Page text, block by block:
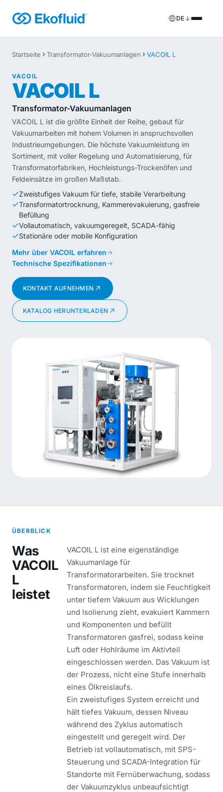
DE
Produkte
Anlagen zur Transformatorenöl-Aufbereitung
Anlagen zur Esteröl-Aufbereitung
REOIL
Anlagen zur Transformatorenöl-Regenerierung
ECOIL
Anlagen zur Transformatorenöl-Reinigung
VACOIL
Transformator-Vakuumanlagen
BESPOKE
Sonderanfertigung
Dienstleistungen
Vor-Ort-Dienstleistungen
Mietlösungen
Ersatzteile & Support
Startseite Transformator-Vakuumanlagen VACOIL L
VACOIL
VACOIL L
Transformator-Vakuumanlagen
VACOIL L ist die größte Einheit der Reihe, gebaut für
Vakuumarbeiten mit hohem Volumen in anspruchsvollen
Industrieumgebungen. Die höchste Vakuumleistung im
Sortiment, mit voller Regelung und Automatisierung, für
Transformatorfabriken, Hochleistungs-Trockenöfen und
Feldeinsätze im großen Maßstab.
Zweistufiges Vakuum für tiefe, stabile Verarbeitung
Transformatortrocknung, Kammerevakuierung, gasfreie
Befüllung
Vollautomatisch, vakuumgeregelt, SCADA-fähig
Stationäre oder mobile Konfiguration
Mehr über VACOIL erfahren
Technische Spezifikationen
KONTAKT AUFNEHMEN
KATALOG HERUNTERLADEN
ÜBERBLICK
Was
VACOIL
L
leistet
VACOIL L ist eine eigenständige
Vakuumanlage für
Transformatorarbeiten. Sie trocknet
Transformatoren, indem sie Feuchtigkeit
unter tiefem Vakuum aus Wicklungen
und Isolierung zieht, evakuiert Kammern
und Komponenten und befüllt
Transformatoren gasfrei, sodass keine
Luft oder Hohlräume im Aktivteil
eingeschlossen werden. Das Vakuum ist
der Prozess, nicht eine Stufe innerhalb
eines Ölkreislaufs.
Ein zweistufiges System erreicht und
hält tiefes Vakuum, dessen Niveau
während des Zyklus automatisch
eingestellt und geregelt wird. Der
Betrieb ist vollautomatisch, mit SPS-
Steuerung und SCADA-Integration für
Standorte mit Fernüberwachung, sodass
der Vakuumzyklus unbeaufsichtigt